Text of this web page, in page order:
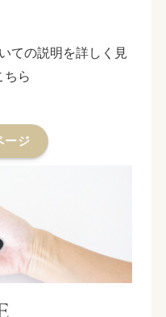
ての説明を詳しく見
ちら
ージ